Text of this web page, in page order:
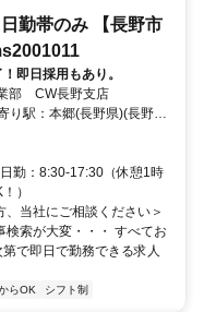
勤帯のみ 【長野市
即日採用もあり。
部 CW長野支店
勤：8:30-17:30（休憩1時
）
当社にご相談ください＞
検索が大変・・・ すべてお
で即日で勤務できる求人
らOK シフト制